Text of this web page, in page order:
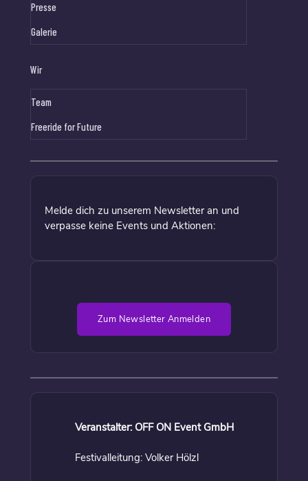
Presse
Galerie
Wir
Team
Freeride for Future
Melde dich zu unserem Newsletter an und
verpasse keine Events und Aktionen:
Zum Newsletter Anmelden
Veranstalter: OFF ON Event GmbH
Festivalleitung: Volker Hölzl